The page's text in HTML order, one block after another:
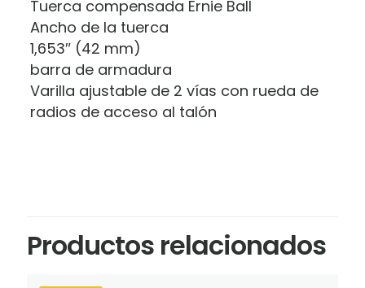
Tuerca compensada Ernie Ball
Ancho de la tuerca
1,653″ (42 mm)
barra de armadura
Varilla ajustable de 2 vías con rueda de
radios de acceso al talón
Productos relacionados